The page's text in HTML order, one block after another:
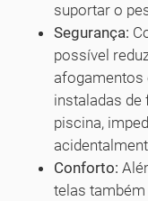
suportar o
Segurança:
possível
afogamentos
instaladas de
piscina,
Conforto:
telas